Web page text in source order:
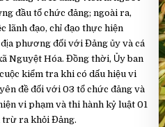
đầu tổ chức đảng; ngoài ra,
lãnh đạo, chỉ đạo thực hiện
phương đối với Đảng ủy và cá
Nguyệt Hóa. Đồng thời, Ủy ban
kiểm tra khi có dấu hiệu vi
đề đối với 03 tổ chức đảng và
vi phạm và thi hành kỷ luật 01
trừ ra khỏi Đảng.